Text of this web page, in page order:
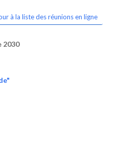
à la liste des réunions en ligne
2030